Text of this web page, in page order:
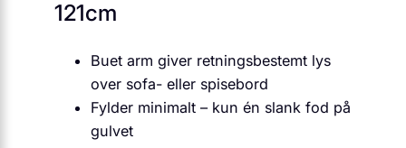
121cm
Buet arm giver retningsbestemt lys
over sofa- eller spisebord
Fylder minimalt – kun én slank fod på
gulvet